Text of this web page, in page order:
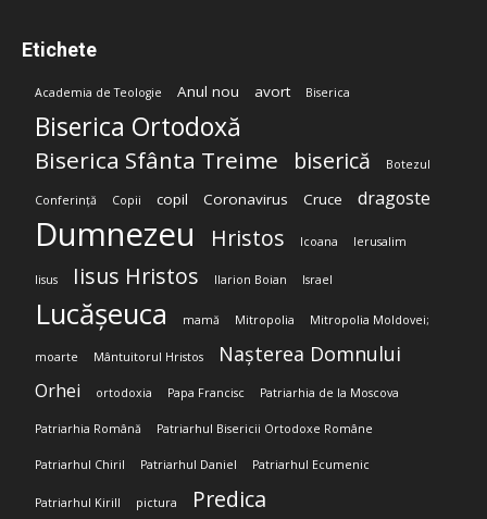
Etichete
Academia de Teologie Anul nou avort Biserica
Biserica Ortodoxă
Biserica Sfânta Treime biserică Botezul
Conferință Copii copil Coronavirus Cruce dragoste
Dumnezeu Hristos Icoana Ierusalim
Iisus Iisus Hristos Ilarion Boian Israel
Lucășeuca mamă Mitropolia Mitropolia Moldovei;
moarte Mântuitorul Hristos Nașterea Domnului
Orhei ortodoxia Papa Francisc Patriarhia de la Moscova
Patriarhia Română Patriarhul Bisericii Ortodoxe Române
Patriarhul Chiril Patriarhul Daniel Patriarhul Ecumenic
Patriarhul Kirill pictura Predica